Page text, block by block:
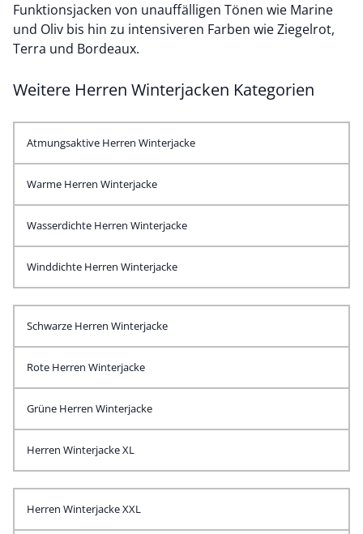
Funktionsjacken von unauffälligen Tönen wie Marine
und Oliv bis hin zu intensiveren Farben wie Ziegelrot,
Terra und Bordeaux.
Weitere Herren Winterjacken Kategorien
Atmungsaktive Herren Winterjacke
Warme Herren Winterjacke
Wasserdichte Herren Winterjacke
Winddichte Herren Winterjacke
Schwarze Herren Winterjacke
Rote Herren Winterjacke
Grüne Herren Winterjacke
Herren Winterjacke XL
Herren Winterjacke XXL